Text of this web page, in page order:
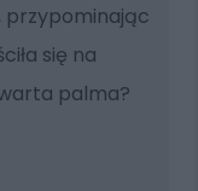
przypominając
się na
palma?